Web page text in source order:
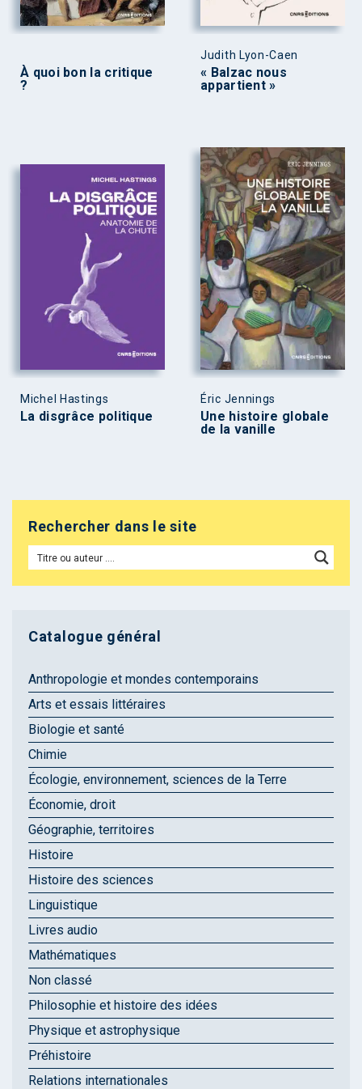
À quoi bon la critique
?
Judith Lyon-Caen
« Balzac nous
appartient »
Michel Hastings
La disgrâce politique
Éric Jennings
Une histoire globale
de la vanille
Rechercher dans le site
Catalogue général
Anthropologie et mondes contemporains
Arts et essais littéraires
Biologie et santé
Chimie
Écologie, environnement, sciences de la Terre
Économie, droit
Géographie, territoires
Histoire
Histoire des sciences
Linguistique
Livres audio
Mathématiques
Non classé
Philosophie et histoire des idées
Physique et astrophysique
Préhistoire
Relations internationales